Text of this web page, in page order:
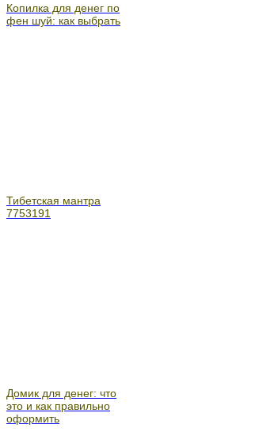
Копилка для денег по
фен шуй: как выбрать
Тибетская мантра
7753191
Домик для денег: что
это и как правильно
оформить